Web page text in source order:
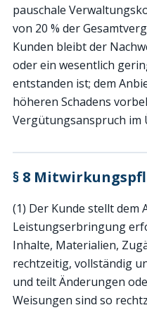
pauschale
von 20 % der
Kunden bleibt der
oder ein wesentlich
entstanden ist; dem
höheren Schadens
Vergütungsanspruch
§ 8
(1) Der Kunde stellt dem
Leistungserbringung
Inhalte, Materialien,
rechtzeitig, vollständig
und teilt Änderungen
Weisungen sind so